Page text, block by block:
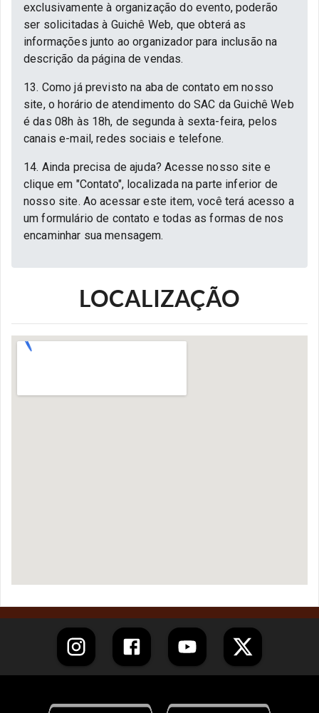
exclusivamente à organização do evento, poderão
ser solicitadas à Guichê Web, que obterá as
informações junto ao organizador para inclusão na
descrição da página de vendas.
13. Como já previsto na aba de contato em nosso
site, o horário de atendimento do SAC da Guichê Web
é das 08h às 18h, de segunda à sexta-feira, pelos
canais e-mail, redes sociais e telefone.
14. Ainda precisa de ajuda? Acesse nosso site e
clique em "Contato", localizada na parte inferior de
nosso site. Ao acessar este item, você terá acesso a
um formulário de contato e todas as formas de nos
encaminhar sua mensagem.
LOCALIZAÇÃO